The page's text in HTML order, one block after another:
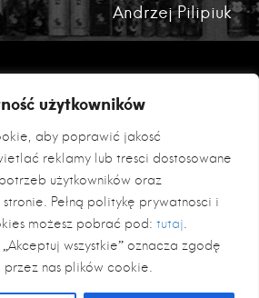
użytkowników
aby poprawić jakość
reklamy lub treści dostosowane
użytkowników oraz
Pełną politykę prywatności i
możesz pobrać pod: tutaj.
wszystkie” oznacza zgodę
przez nas plików cookie.
Andrzej Pilipiuk
prywatności
informacyjna RODO